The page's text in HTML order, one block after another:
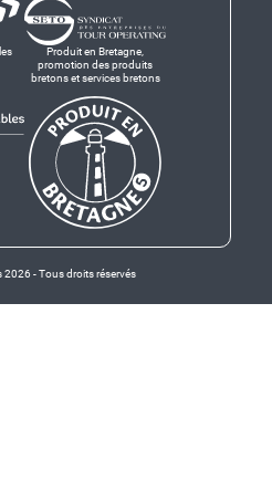
Produit en Bretagne,
promotion des produits
bretons et services bretons
2026 - Tous droits réservés